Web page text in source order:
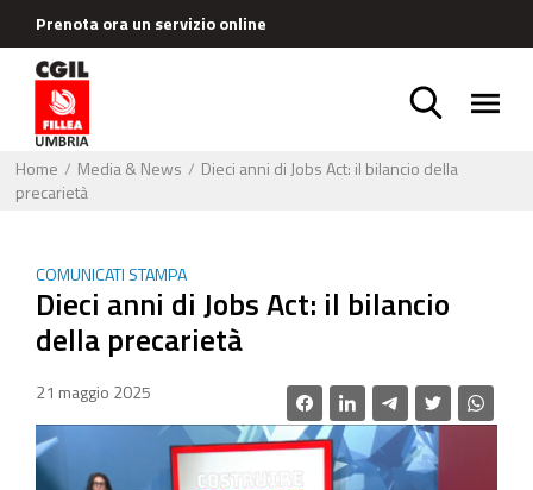
Prenota ora un servizio online
Home Media & News
Dieci anni di Jobs Act: il bilancio della
precarietà
COMUNICATI STAMPA
Dieci anni di Jobs Act: il bilancio
della precarietà
21 maggio 2025